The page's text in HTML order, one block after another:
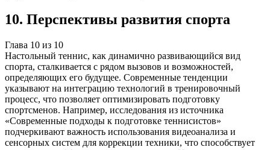
10. Перспективы развития спорта
Глава 10 из 10
Настольный теннис, как динамично развивающийся вид
спорта, сталкивается с рядом вызовов и возможностей,
определяющих его будущее. Современные тенденции
указывают на интеграцию технологий в тренировочный
процесс, что позволяет оптимизировать подготовку
спортсменов. Например, исследования из источника
«Современные подходы к подготовке теннисистов»
подчеркивают важность использования видеоанализа и
сенсорных систем для коррекции техники, что способствует